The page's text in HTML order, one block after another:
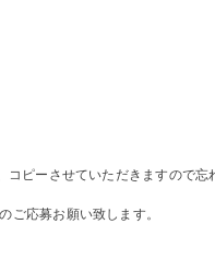
コピーさせていただきますので忘
ご応募お願い致します。